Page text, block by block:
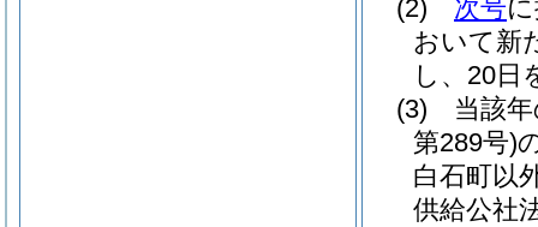
(2)
次号
おいて新
し、20日
(3)
当該
第289号)
白石町以
供給公社